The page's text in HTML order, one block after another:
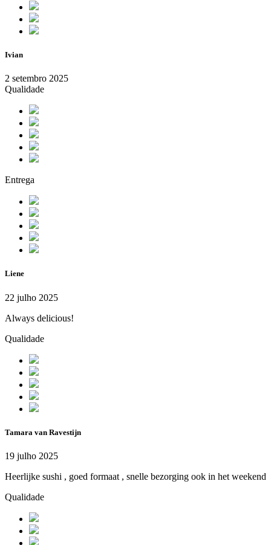
Ivian
2 setembro 2025
Qualidade
Entrega
Liene
22 julho 2025
Always delicious!
Qualidade
Tamara van Ravestijn
19 julho 2025
Heerlijke sushi , goed formaat , snelle bezorging ook in het weekend
Qualidade